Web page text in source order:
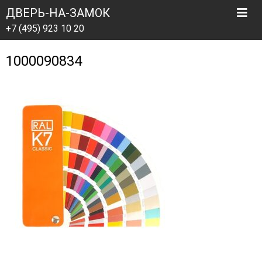
ДВЕРЬ-НА-ЗАМОК
+7 (495) 923 10 20
1000090834